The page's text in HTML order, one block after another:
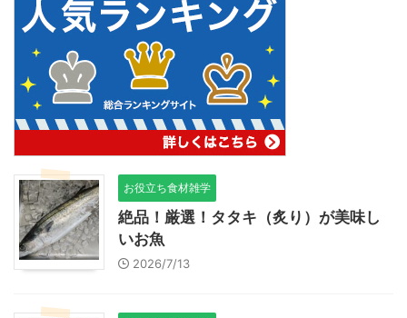
お役立ち食材雑学
絶品！厳選！タタキ（炙り）が美味し
いお魚
2026/7/13